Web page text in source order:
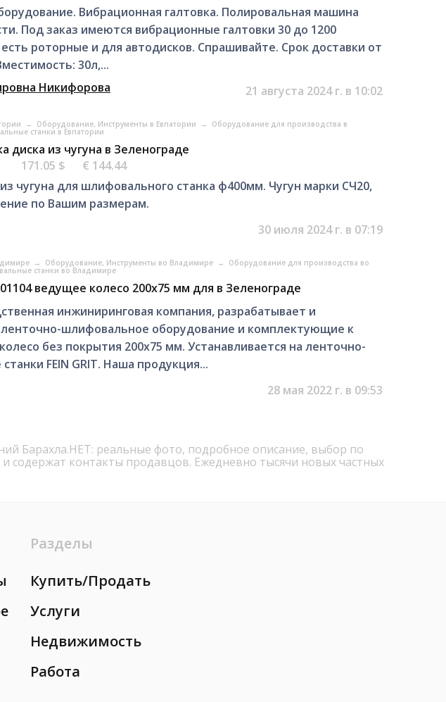
Вибрационная галтовка. Полировальная машина
Под заказ имеются вибрационные галтовки 30 до 1200
роторные и для автодисков. Спрашивайте. Срок доставки от
30л,...
Никифорова
21 августа 2024 г. в 10:02
→ Оборудование, Инструменты в Евпатории → Оборудование для производства в
станки в Евпатории
диска из чугуна в Зеленограде
171.05 $
€ 144.44
чугуна для шлифовального станка ф400мм. Чугун марки СЧ20,
по Вашим размерам.
30 июля 2024 г. в 07:19
→ Оборудование, Инструменты во Владимире → Оборудование для производства во
станки во Владимире
ведущее колесо 200х75 мм для в Зеленограде
инжиниринговая компания, разрабатывает и
ленточно-шлифовальное оборудование и комплектующие к
без покрытия 200х75 мм. Устанавливается на ленточно-
FEIN GRIT. Наша продукция...
28 мая 2022 г. в 09:53
Барахла.НЕТ: реальные фото, подробное описание, выбор по
содержат контакты продавцов. Ежедневно тысячи новых частных
Разделы
Купить/Продать
Услуги
Недвижимость
Работа